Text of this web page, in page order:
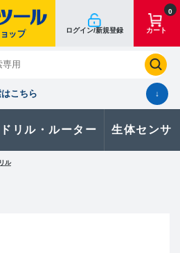
ログイン/新規登録
0
カート
こちら ↓
リル・ルーター 生体センサ
ックオーダー 購入履歴
お問い合わせはこちら
ル